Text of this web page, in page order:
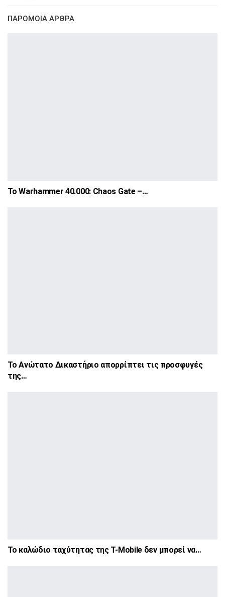
ΠΑΡΌΜΟΙΑ ΆΡΘΡΑ
Το Warhammer 40.000: Chaos Gate –…
Το Ανώτατο Δικαστήριο απορρίπτει τις προσφυγές
της…
Το καλώδιο ταχύτητας της T-Mobile δεν μπορεί να…